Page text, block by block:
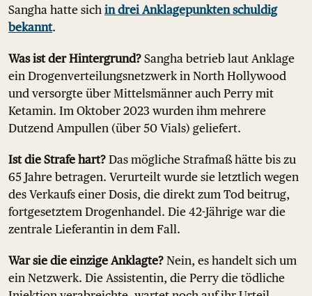
Sangha hatte sich in drei Anklagepunkten schuldig
bekannt.
Was ist der Hintergrund? Sangha betrieb laut Anklage
ein Drogenverteilungsnetzwerk in North Hollywood
und versorgte über Mittelsmänner auch Perry mit
Ketamin. Im Oktober 2023 wurden ihm mehrere
Dutzend Ampullen (über 50 Vials) geliefert.
Ist die Strafe hart? Das mögliche Strafmaß hätte bis zu
65 Jahre betragen. Verurteilt wurde sie letztlich wegen
des Verkaufs einer Dosis, die direkt zum Tod beitrug,
fortgesetztem Drogenhandel. Die 42-Jährige war die
zentrale Lieferantin in dem Fall.
War sie die einzige Anklagte? Nein, es handelt sich um
ein Netzwerk. Die Assistentin, die Perry die tödliche